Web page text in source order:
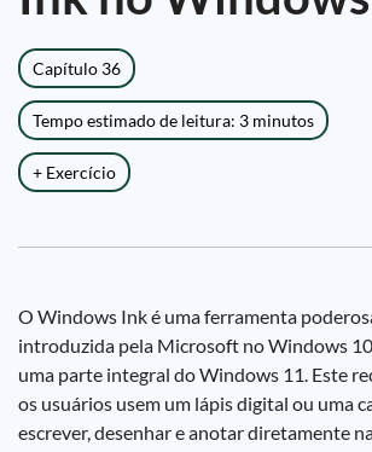
Capítulo 36
Tempo estimado de leitura: 3 minutos
+ Exercício
O Windows Ink é uma ferramenta
introduzida pela Microsoft no Windows
uma parte integral do Windows 11. Este
os usuários usem um lápis digital ou uma
escrever, desenhar e anotar diretamente